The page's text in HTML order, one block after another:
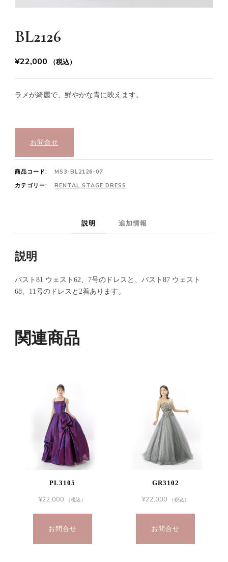
BL2126
¥22,000 （税込）
ラメが綺麗で、鮮やかな青に映えます。
お問合せ
商品コード:
MS3-BL2126-07
カテゴリー:
RENTAL STAGE DRESS
説明 追加情報
説明
バスト81 ウェスト62、7号のドレスと、バスト87 ウェスト
68、11号のドレスと2着あります。
関連商品
PL3105
¥22,000 （税込）
お問合せ
GR3102
¥22,000 （税込）
お問合せ